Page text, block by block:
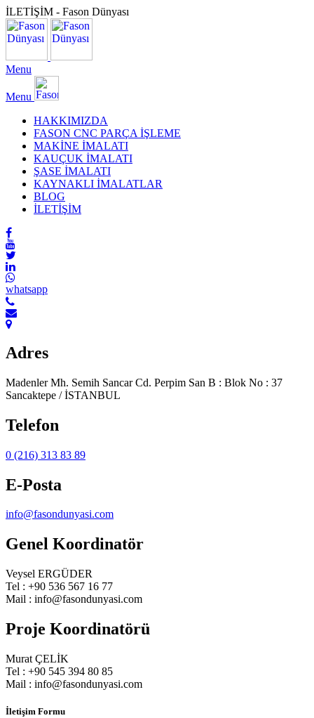
İLETİŞİM - Fason Dünyası
Menu
Menu
HAKKIMIZDA
FASON CNC PARÇA İŞLEME
MAKİNE İMALATI
KAUÇUK İMALATI
ŞASE İMALATI
KAYNAKLI İMALATLAR
BLOG
İLETİŞİM
whatsapp
Adres
Madenler Mh. Semih Sancar Cd. Perpim San B : Blok No : 37
Sancaktepe / İSTANBUL
Telefon
0 (216) 313 83 89
E-Posta
info@fasondunyasi.com
Genel Koordinatör
Veysel ERGÜDER
Tel : +90 536 567 16 77
Mail : info@fasondunyasi.com
Proje Koordinatörü
Murat ÇELİK
Tel : +90 545 394 80 85
Mail : info@fasondunyasi.com
İletişim Formu